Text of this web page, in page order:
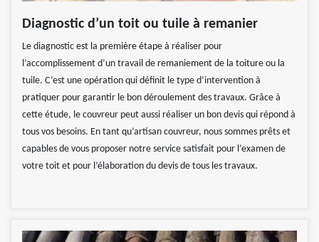
Diagnostic d’un toit ou tuile à remanier
Le diagnostic est la première étape à réaliser pour
l’accomplissement d’un travail de remaniement de la toiture ou la
tuile. C’est une opération qui définit le type d’intervention à
pratiquer pour garantir le bon déroulement des travaux. Grâce à
cette étude, le couvreur peut aussi réaliser un bon devis qui répond à
tous vos besoins. En tant qu’artisan couvreur, nous sommes prêts et
capables de vous proposer notre service satisfait pour l’examen de
votre toit et pour l’élaboration du devis de tous les travaux.